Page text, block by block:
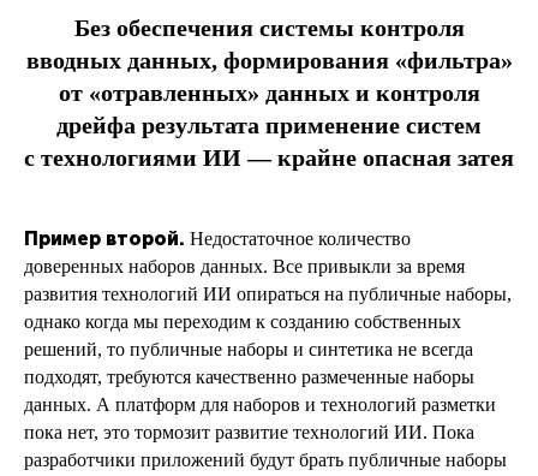
Без обеспечения системы контроля
вводных данных, формирования «фильтра»
от «отравленных» данных и контроля
дрейфа результата применение систем
с технологиями ИИ — крайне опасная затея
Пример второй. Недостаточное количество
доверенных наборов данных. Все привыкли за время
развития технологий ИИ опираться на публичные наборы,
однако когда мы переходим к созданию собственных
решений, то публичные наборы и синтетика не всегда
подходят, требуются качественно размеченные наборы
данных. А платформ для наборов и технологий разметки
пока нет, это тормозит развитие технологий ИИ. Пока
разработчики приложений будут брать публичные наборы